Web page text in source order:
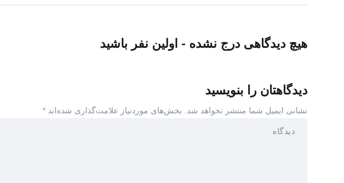
هیچ دیدگاهی درج نشده - اولین نفر باشید
دیدگاهتان را بنویسید
نشانی ایمیل شما منتشر نخواهد شد. بخش‌های موردنیاز علامت‌گذاری شده‌اند *